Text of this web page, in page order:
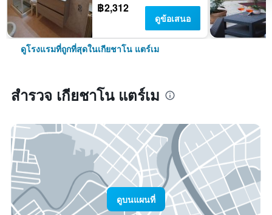
฿2,312
ดูข้อเสนอ
ดูโรงแรมที่ถูกที่สุดในเกียชาโน แตร์เม
สำรวจ เกียชาโน แตร์เม
ดูบนแผนที่